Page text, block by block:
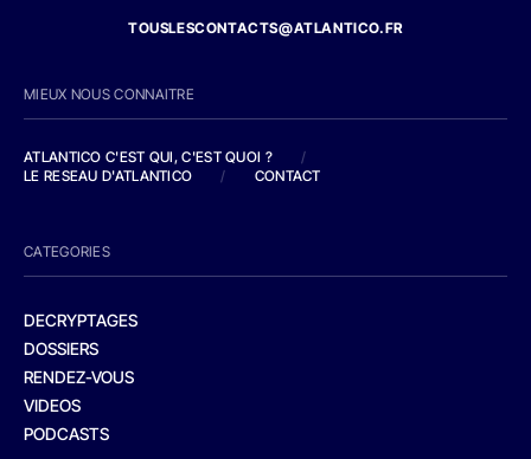
TOUSLESCONTACTS@ATLANTICO.FR
MIEUX NOUS CONNAITRE
ATLANTICO C'EST QUI, C'EST QUOI ?
/
LE RESEAU D'ATLANTICO
/ CONTACT
CATEGORIES
DECRYPTAGES
DOSSIERS
RENDEZ-VOUS
VIDEOS
PODCASTS